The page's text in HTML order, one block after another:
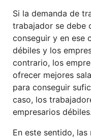
Si la demanda de
trabajador se debe
conseguir y en ese
débiles y los
contrario, los
ofrecer mejores
para conseguir
caso, los
empresarios débiles.
En este sentido,